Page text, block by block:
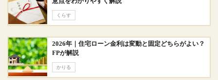
くらす
2026年｜住宅ローン金利は変動と固定どちらがよい？
FPが解説
かりる